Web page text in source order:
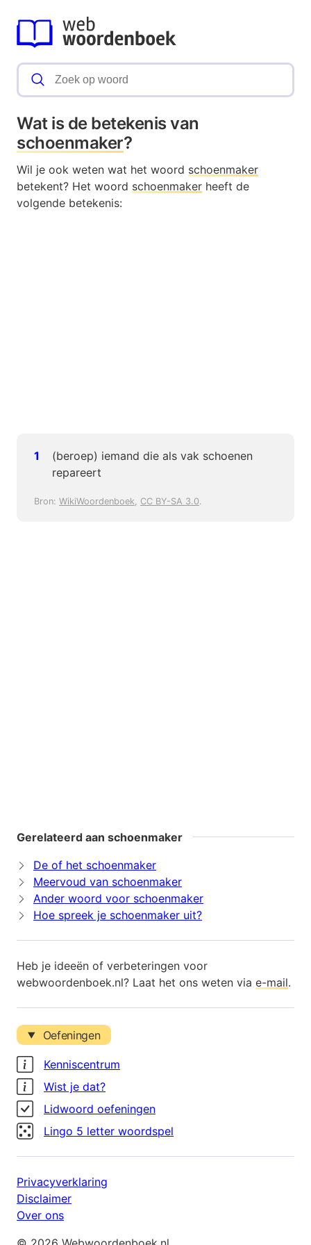
Wat is de betekenis van
schoenmaker?
Wil je ook weten wat het woord schoenmaker
betekent? Het woord schoenmaker heeft de
volgende betekenis:
(beroep) iemand die als vak schoenen
repareert
Bron: WikiWoordenboek, CC BY-SA 3.0.
Gerelateerd aan schoenmaker
De of het schoenmaker
Meervoud van schoenmaker
Ander woord voor schoenmaker
Hoe spreek je schoenmaker uit?
Heb je ideeën of verbeteringen voor
webwoordenboek.nl? Laat het ons weten via e-mail.
Oefeningen
Kenniscentrum
Wist je dat?
Lidwoord oefeningen
Lingo 5 letter woordspel
Privacyverklaring
Disclaimer
Over ons